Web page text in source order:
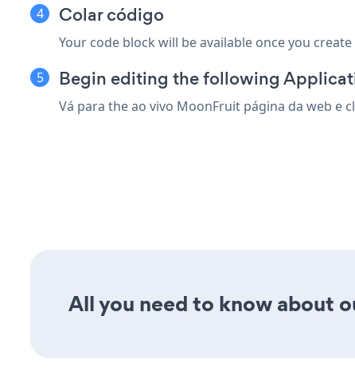
Colar código
Your code block will be available once you
Begin editing the following
Vá para the ao vivo MoonFruit página da web e
All you need to know about